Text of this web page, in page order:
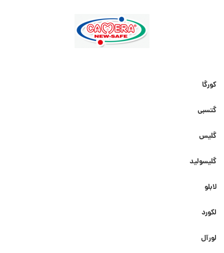
کورگا
گتسبی
گلیس
گلیسولید
لابلو
لکورد
لورآل